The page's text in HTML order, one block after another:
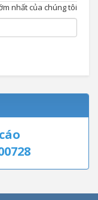
nhất của chúng tôi